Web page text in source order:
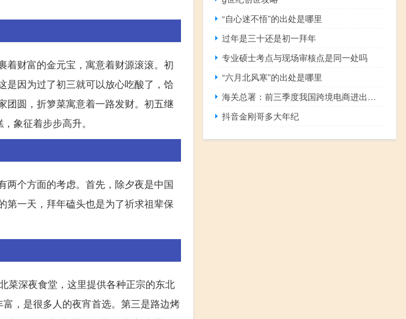
着财富的金元宝，寓意着财源滚滚。初
是因为过了初三就可以放心吃酸了，饸
团圆，折箩菜寓意着一路发财。初五继
象征着步步高升。
两个方面的考虑。首先，除夕夜是中国
第一天，拜年磕头也是为了祈求祖辈保
菜深夜食堂，这里提供各种正宗的东北
，是很多人的夜宵首选。第三是路边烤
“自心迷不悟”的出处是哪里
过年是三十还是初一拜年
专业硕士考点与现场审核点是同一处吗
“六月北风寒”的出处是哪里
海关总署：前三季度我国跨境电商进出口1.7万亿元 增长14.4%
抖音金刚哥多大年纪